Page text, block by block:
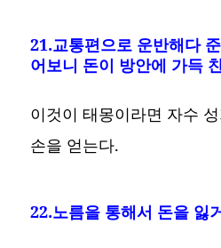
21.교통편으로 운반해다
어보니 돈이 방안에 가득
이것이 태몽이라면 자수
손을 얻는다.
22.노름을 통해서 돈을 잃